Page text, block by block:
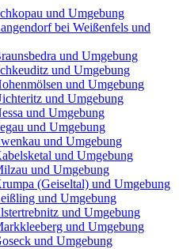
und Umgebung
bei Weißenfels und
und Umgebung
und Umgebung
und Umgebung
und Umgebung
und Umgebung
und Umgebung
und Umgebung
und Umgebung
und Umgebung
(Geiseltal) und Umgebung
und Umgebung
und Umgebung
und Umgebung
und Umgebung